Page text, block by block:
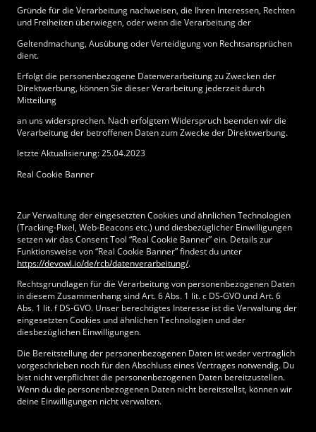
Gründe für die Verarbeitung nachweisen, die Ihren Interessen, Rechten
und Freiheiten überwiegen, oder wenn die Verarbeitung der
Geltendmachung, Ausübung oder Verteidigung von Rechtsansprüchen
dient.
Erfolgt die personenbezogene Datenverarbeitung zu Zwecken der
Direktwerbung, können Sie dieser Verarbeitung jederzeit durch
Mitteilung
an uns widersprechen. Nach erfolgtem Widerspruch beenden wir die
Verarbeitung der betroffenen Daten zum Zwecke der Direktwerbung.
letzte Aktualisierung: 25.04.2023
Real Cookie Banner
Zur Verwaltung der eingesetzten Cookies und ähnlichen Technologien
(Tracking-Pixel, Web-Beacons etc.) und diesbezüglicher Einwilligungen
setzen wir das Consent Tool “Real Cookie Banner” ein. Details zur
Funktionsweise von “Real Cookie Banner” findest du unter
https://devowl.io/de/rcb/datenverarbeitung/.
Rechtsgrundlagen für die Verarbeitung von personenbezogenen Daten
in diesem Zusammenhang sind Art. 6 Abs. 1 lit. c DS-GVO und Art. 6
Abs. 1 lit. f DS-GVO. Unser berechtigtes Interesse ist die Verwaltung der
eingesetzten Cookies und ähnlichen Technologien und der
diesbezüglichen Einwilligungen.
Die Bereitstellung der personenbezogenen Daten ist weder vertraglich
vorgeschrieben noch für den Abschluss eines Vertrages notwendig. Du
bist nicht verpflichtet die personenbezogenen Daten bereitzustellen.
Wenn du die personenbezogenen Daten nicht bereitstellst, können wir
deine Einwilligungen nicht verwalten.